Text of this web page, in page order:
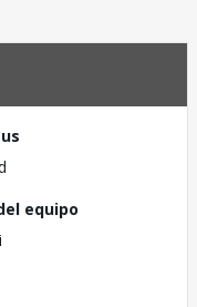
equipo